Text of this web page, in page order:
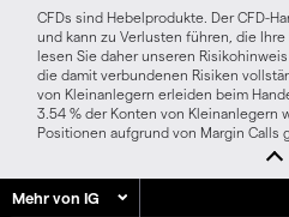
CFDs sind Hebelprodukte. Der CFD-
und kann zu Verlusten führen, die
lesen Sie daher unseren
die damit verbundenen Risiken
von Kleinanlegern erleiden beim
3.54 % der Konten von Kleinanlegern
Positionen aufgrund von Margin Calls
Mehr von IG